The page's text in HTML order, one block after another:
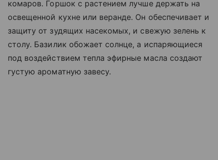
комаров. Горшок с растением лучше держать на
освещенной кухне или веранде. Он обеспечивает и
защиту от зудящих насекомых, и свежую зелень к
столу. Базилик обожает солнце, а испаряющиеся
под воздействием тепла эфирные масла создают
густую ароматную завесу.